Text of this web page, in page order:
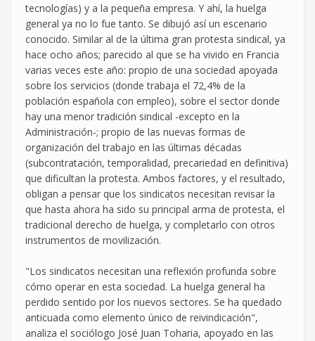
tecnologías) y a la pequeña empresa. Y ahí, la huelga
general ya no lo fue tanto. Se dibujó así un escenario
conocido. Similar al de la última gran protesta sindical, ya
hace ocho años; parecido al que se ha vivido en Francia
varias veces este año: propio de una sociedad apoyada
sobre los servicios (donde trabaja el 72,4% de la
población española con empleo), sobre el sector donde
hay una menor tradición sindical -excepto en la
Administración-; propio de las nuevas formas de
organización del trabajo en las últimas décadas
(subcontratación, temporalidad, precariedad en definitiva)
que dificultan la protesta. Ambos factores, y el resultado,
obligan a pensar que los sindicatos necesitan revisar la
que hasta ahora ha sido su principal arma de protesta, el
tradicional derecho de huelga, y completarlo con otros
instrumentos de movilización.
"Los sindicatos necesitan una reflexión profunda sobre
cómo operar en esta sociedad. La huelga general ha
perdido sentido por los nuevos sectores. Se ha quedado
anticuada como elemento único de reivindicación",
analiza el sociólogo José Juan Toharia, apoyado en las